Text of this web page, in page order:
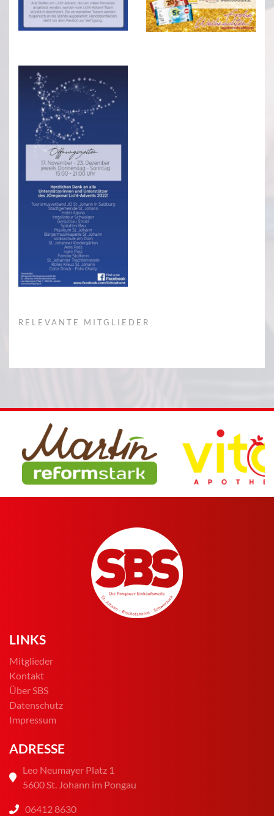
RELEVANTE MITGLIEDER
LINKS
Mitglieder
Kontakt
Über SBS
Datenschutz
Impressum
ADRESSE
Leo Neumayer Platz 1
5600 St. Johann im Pongau
06412 8630